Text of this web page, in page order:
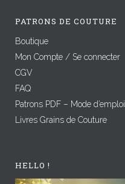
PATRONS DE COUTURE
Boutique
Mon Compte / Se connecter
CGV
FAQ
Patrons PDF – Mode d’emploi
Livres Grains de Couture
HELLO !